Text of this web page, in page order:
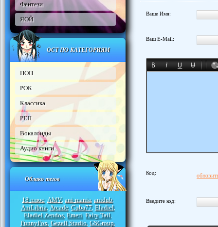
Фентези
ЯОЙ
ОСТ ПО КАТЕГОРИЯМ
ПОП
РОК
Классика
РЕП
Вокалоиды
Аудио книги
Облако тегов
18 плюс, AMV, ani-mania, anidub,
AniLibria, Arcade, Cuba77, Eladiel,
Eladiel Zendos, Emeri, Fairy Tail,
FunnyFox, Gezell Studio, GSGroup,
Ваше Имя:
Ваш E-Mail:
Код:
Введите код: